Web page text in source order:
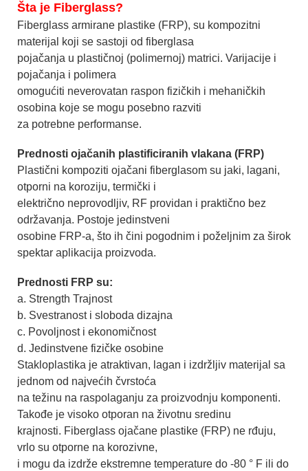
Šta je Fiberglass?
Fiberglass armirane plastike (FRP), su kompozitni
materijal koji se sastoji od fiberglasa
pojačanja u plastičnoj (polimernoj) matrici. Varijacije i
pojačanja i polimera
omogućiti neverovatan raspon fizičkih i mehaničkih
osobina koje se mogu posebno razviti
za potrebne performanse.
Prednosti ojačanih plastificiranih vlakana (FRP)
Plastični kompoziti ojačani fiberglasom su jaki, lagani,
otporni na koroziju, termički i
električno neprovodljiv, RF providan i praktično bez
održavanja. Postoje jedinstveni
osobine FRP-a, što ih čini pogodnim i poželjnim za širok
spektar aplikacija proizvoda.
Prednosti FRP su:
a. Strength Trajnost
b. Svestranost i sloboda dizajna
c. Povoljnost i ekonomičnost
d. Jedinstvene fizičke osobine
Stakloplastika je atraktivan, lagan i izdržljiv materijal sa
jednom od najvećih čvrstoća
na težinu na raspolaganju za proizvodnju komponenti.
Takođe je visoko otporan na životnu sredinu
krajnosti. Fiberglass ojačane plastike (FRP) ne rđuju,
vrlo su otporne na korozivne,
i mogu da izdrže ekstremne temperature do -80 ° F ili do